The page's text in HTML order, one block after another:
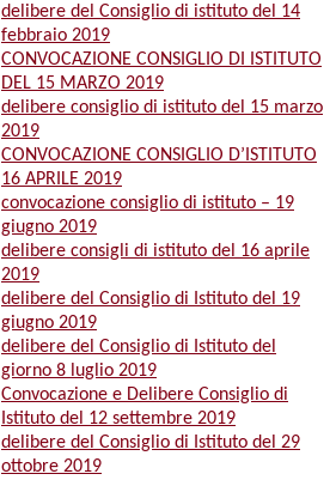
delibere del Consiglio di istituto del 14
febbraio 2019
CONVOCAZIONE CONSIGLIO DI ISTITUTO
DEL 15 MARZO 2019
delibere consiglio di istituto del 15 marzo
2019
CONVOCAZIONE CONSIGLIO D’ISTITUTO
16 APRILE 2019
convocazione consiglio di istituto – 19
giugno 2019
delibere consigli di istituto del 16 aprile
2019
delibere del Consiglio di Istituto del 19
giugno 2019
delibere del Consiglio di Istituto del
giorno 8 luglio 2019
Convocazione e Delibere Consiglio di
Istituto del 12 settembre 2019
delibere del Consiglio di Istituto del 29
ottobre 2019